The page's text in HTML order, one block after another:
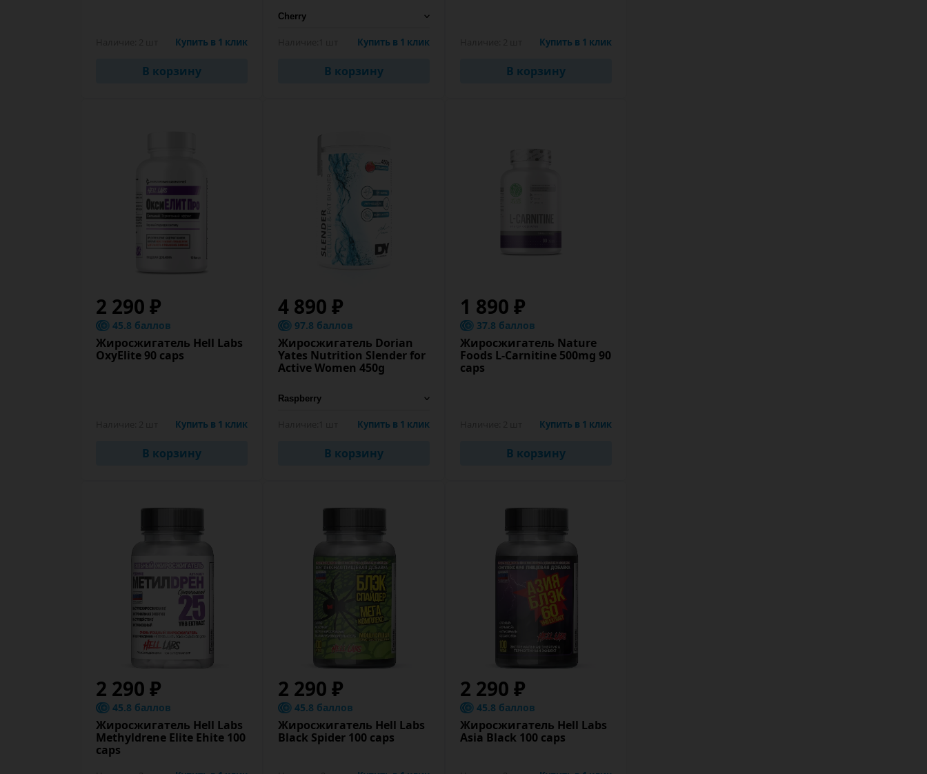
Купить в 1 клик
В корзину
Купить в 1 клик
В корзину
Купить в 1 клик
В корзину
2 290 ₽
45.8 баллов
Жиросжигатель Hell Labs
OxyElite 90 caps
Купить в 1 клик
В корзину
4 890 ₽
97.8 баллов
Жиросжигатель Dorian
Yates Nutrition Slender for
Active Women 450g
Купить в 1 клик
В корзину
1 890 ₽
37.8 баллов
Жиросжигатель Nature
Foods L-Carnitine 500mg 90
caps
Купить в 1 клик
В корзину
2 290 ₽
45.8 баллов
Жиросжигатель Hell Labs
Methyldrene Elite Ehite 100
caps
2 290 ₽
45.8 баллов
Жиросжигатель Hell Labs
Black Spider 100 caps
2 290 ₽
45.8 баллов
Жиросжигатель Hell Labs
Asia Black 100 caps